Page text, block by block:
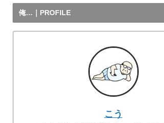
俺…｜PROFILE
こう